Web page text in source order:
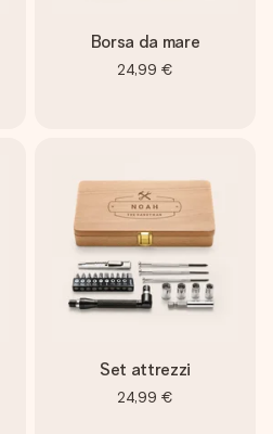
Borsa da mare
24,99 €
Set attrezzi
24,99 €